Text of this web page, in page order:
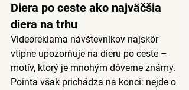
Diera po ceste ako najväčšia
diera na trhu
Videoreklama návštevníkov najskôr
vtipne upozorňuje na dieru po ceste –
motív, ktorý je mnohým dôverne známy.
Pointa však prichádza na konci: nejde o